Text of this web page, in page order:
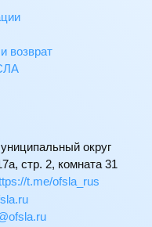
возврат
округ
стр. 2, комната 31
t.me/ofsla_rus